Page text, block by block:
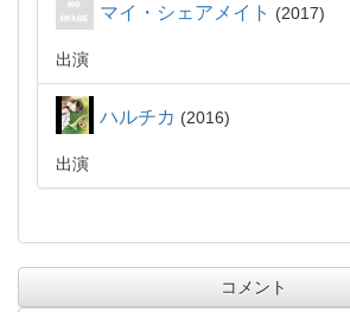
マイ・シェアメイト 2017
出演
ハルチカ 2016
出演
コメント